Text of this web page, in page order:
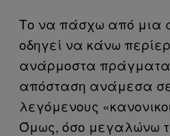
Το να πάσχω από μια
οδηγεί να κάνω
ανάρμοστα πράγματα
απόσταση ανάμεσα
λεγόμενους
Όμως, όσο μεγαλώνω